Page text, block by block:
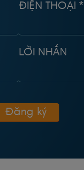
ĐIỆN THOẠI *
LỜI NHẮN